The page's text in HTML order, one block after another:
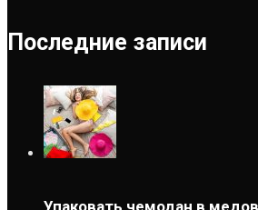
Последние записи